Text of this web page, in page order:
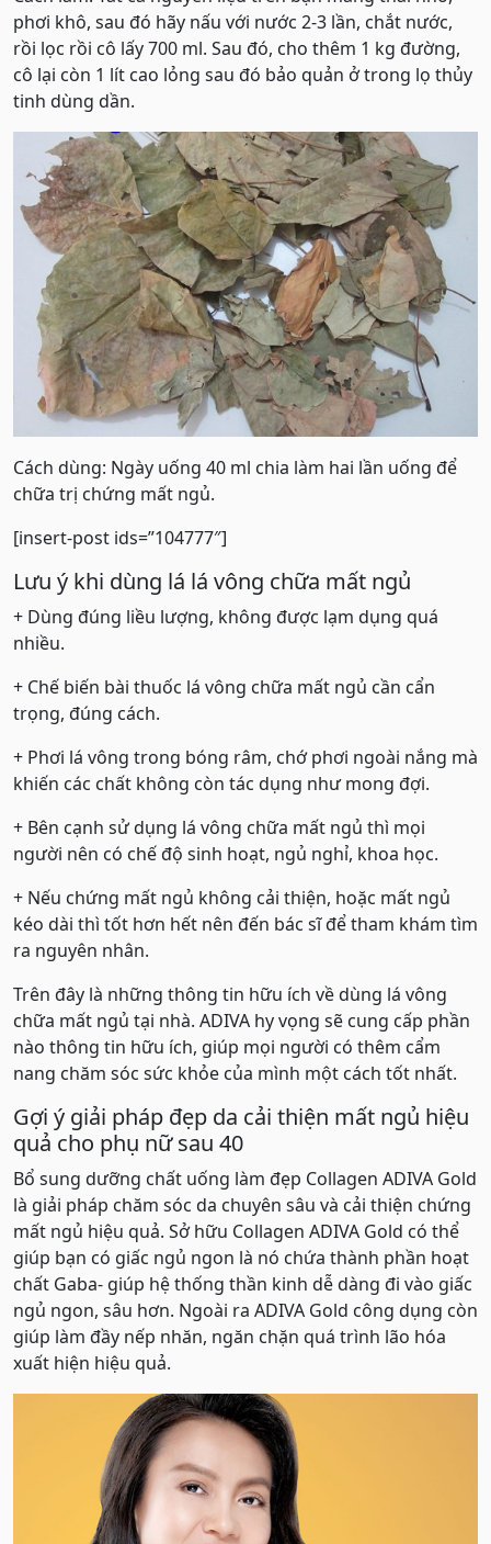
phơi khô, sau đó hãy nấu với nước 2-3 lần, chắt nước,
rồi lọc rồi cô lấy 700 ml. Sau đó, cho thêm 1 kg đường,
cô lại còn 1 lít cao lỏng sau đó bảo quản ở trong lọ thủy
tinh dùng dần.
Cách dùng: Ngày uống 40 ml chia làm hai lần uống để
chữa trị chứng mất ngủ.
[insert-post ids=”104777″]
Lưu ý khi dùng lá lá vông chữa mất ngủ
+ Dùng đúng liều lượng, không được lạm dụng quá
nhiều.
+ Chế biến bài thuốc lá vông chữa mất ngủ cần cẩn
trọng, đúng cách.
+ Phơi lá vông trong bóng râm, chớ phơi ngoài nắng mà
khiến các chất không còn tác dụng như mong đợi.
+ Bên cạnh sử dụng lá vông chữa mất ngủ thì mọi
người nên có chế độ sinh hoạt, ngủ nghỉ, khoa học.
+ Nếu chứng mất ngủ không cải thiện, hoặc mất ngủ
kéo dài thì tốt hơn hết nên đến bác sĩ để tham khám tìm
ra nguyên nhân.
Trên đây là những thông tin hữu ích về dùng lá vông
chữa mất ngủ tại nhà. ADIVA hy vọng sẽ cung cấp phần
nào thông tin hữu ích, giúp mọi người có thêm cẩm
nang chăm sóc sức khỏe của mình một cách tốt nhất.
Gợi ý giải pháp đẹp da cải thiện mất ngủ hiệu
quả cho phụ nữ sau 40
Bổ sung dưỡng chất uống làm đẹp Collagen ADIVA Gold
là giải pháp chăm sóc da chuyên sâu và cải thiện chứng
mất ngủ hiệu quả. Sở hữu Collagen ADIVA Gold có thể
giúp bạn có giấc ngủ ngon là nó chứa thành phần hoạt
chất Gaba- giúp hệ thống thần kinh dễ dàng đi vào giấc
ngủ ngon, sâu hơn. Ngoài ra ADIVA Gold công dụng còn
giúp làm đầy nếp nhăn, ngăn chặn quá trình lão hóa
xuất hiện hiệu quả.